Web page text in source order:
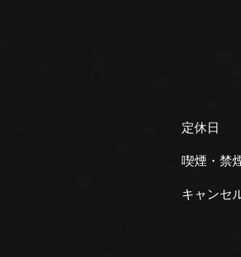
定休日
喫煙・禁
キャンセ